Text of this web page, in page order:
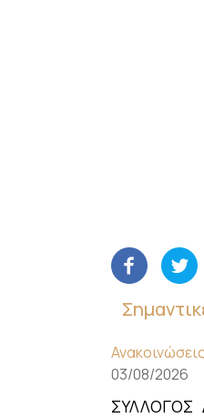
Ανακοινώσεις
03/08/2026
ΣΥΛΛΟΓΟΣ